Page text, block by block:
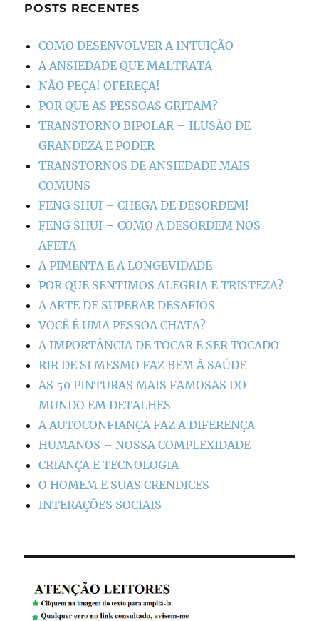
POSTS RECENTES
COMO DESENVOLVER A INTUIÇÃO
A ANSIEDADE QUE MALTRATA
NÃO PEÇA! OFEREÇA!
POR QUE AS PESSOAS GRITAM?
TRANSTORNO BIPOLAR – ILUSÃO DE
GRANDEZA E PODER
TRANSTORNOS DE ANSIEDADE MAIS
COMUNS
FENG SHUI – CHEGA DE DESORDEM!
FENG SHUI – COMO A DESORDEM NOS
AFETA
A PIMENTA E A LONGEVIDADE
POR QUE SENTIMOS ALEGRIA E TRISTEZA?
A ARTE DE SUPERAR DESAFIOS
VOCÊ É UMA PESSOA CHATA?
A IMPORTÂNCIA DE TOCAR E SER TOCADO
RIR DE SI MESMO FAZ BEM À SAÚDE
AS 50 PINTURAS MAIS FAMOSAS DO
MUNDO EM DETALHES
A AUTOCONFIANÇA FAZ A DIFERENÇA
HUMANOS – NOSSA COMPLEXIDADE
CRIANÇA E TECNOLOGIA
O HOMEM E SUAS CRENDICES
INTERAÇÕES SOCIAIS